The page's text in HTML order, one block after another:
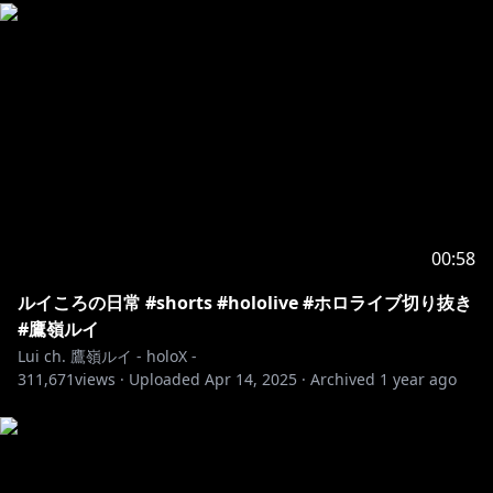
00:58
ルイころの日常 #shorts #hololive #ホロライブ切り抜き
#鷹嶺ルイ
Lui ch. 鷹嶺ルイ - holoX -
311,671views · Uploaded Apr 14, 2025 · Archived 1 year ago